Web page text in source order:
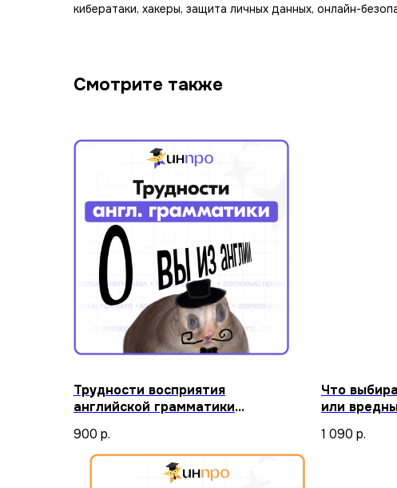
кибератаки, хакеры, защита личных данных, онлайн-
Смотрите также
Трудности восприятия
английской грамматики
900 р.
Что
или
1 090 р.